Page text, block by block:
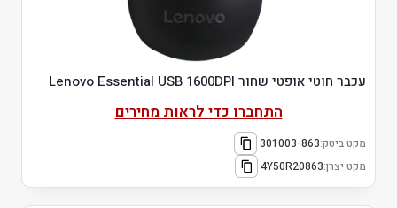
עכבר חוטי אופטי שחור Lenovo Essential USB 1600DPI
התחברו כדי לראות מחירים
מקט ביטק:301003-863
מקט יצרן:4Y50R20863